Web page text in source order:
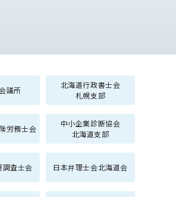
議所
北海道行政書士会
札幌支部
労務士会
中小企業診断協会
北海道支部
調査士会 日本弁理士会北海道会